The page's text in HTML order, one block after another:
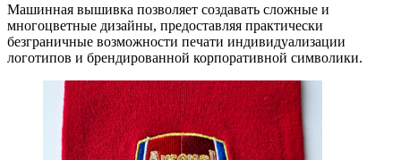
Машинная вышивка позволяет создавать сложные и
многоцветные дизайны, предоставляя практически
безграничные возможности печати индивидуализации
логотипов и брендированной корпоративной символики.